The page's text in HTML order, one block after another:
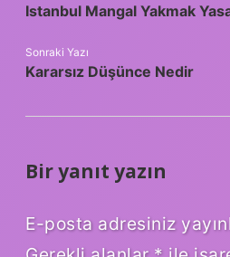
Istanbul Mangal Yakmak
Sonraki Yazı
Kararsız Düşünce Nedir
Bir yanıt yazın
E-posta adresiniz